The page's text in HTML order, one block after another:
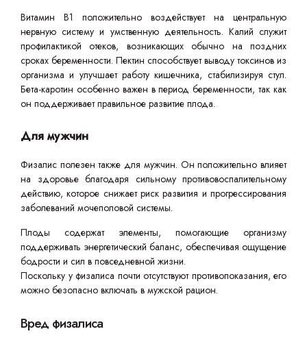
Витамин B1 положительно воздействует на центральную
нервную систему и умственную деятельность. Калий служит
профилактикой отеков, возникающих обычно на поздних
сроках беременности. Пектин способствует выводу токсинов из
организма и улучшает работу кишечника, стабилизируя стул.
Бета-каротин особенно важен в период беременности, так как
он поддерживает правильное развитие плода.
Для мужчин
Физалис полезен также для мужчин. Он положительно влияет
на здоровье благодаря сильному противовоспалительному
действию, которое снижает риск развития и прогрессирования
заболеваний мочеполовой системы.
Плоды содержат элементы, помогающие организму
поддерживать энергетический баланс, обеспечивая ощущение
бодрости и сил в повседневной жизни.
Поскольку у физалиса почти отсутствуют противопоказания, его
можно безопасно включать в мужской рацион.
Вред физалиса